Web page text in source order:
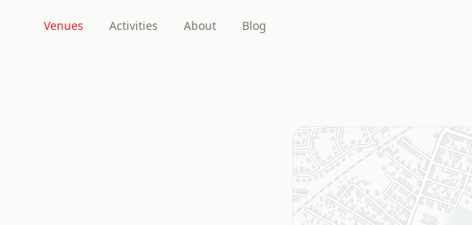
Venues Activities About Blog